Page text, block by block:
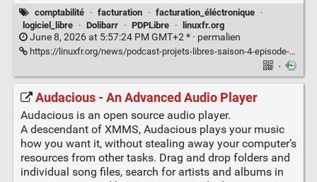
comptabilité · facturation · facturation_éléctronique ·
logiciel_libre
· Dolibarr · PDPLibre · linuxfr.org
June 8, 2026 at 5:57:24 PM GMT+2 * · permalien
https://linuxfr.org/news/podcast-projets-libres-saison-4-episode-19-facturation-electronique-etat-d-avancement-pour-les-communautes-dolibarr-et-odoo
·
Audacious - An Advanced Audio Player
Audacious is an open source audio player.
A descendant of XMMS, Audacious plays your music
how you want it, without stealing away your computer’s
resources from other tasks. Drag and drop folders and
individual song files, search for artists and albums in